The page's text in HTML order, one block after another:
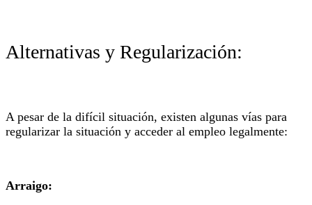
Alternativas y Regularización:
A pesar de la difícil situación, existen algunas vías para
regularizar la situación y acceder al empleo legalmente:
Arraigo: